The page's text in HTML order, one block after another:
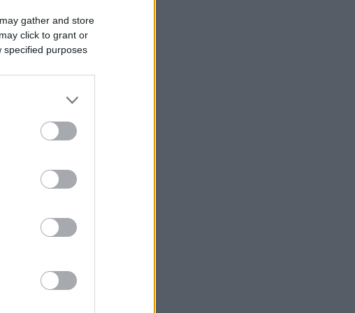
gather and store
click to grant or
specified purposes